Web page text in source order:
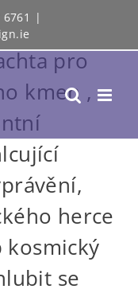
|
pro
kmen ,
herce
kosmický
se